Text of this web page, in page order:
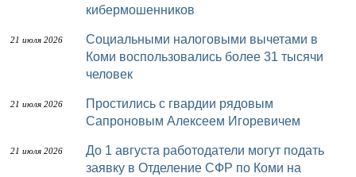
кибермошенников
21 июля 2026
Социальными налоговыми вычетами в
Коми воспользовались более 31 тысячи
человек
21 июля 2026
Простились с гвардии рядовым
Сапроновым Алексеем Игоревичем
21 июля 2026
До 1 августа работодатели могут подать
заявку в Отделение СФР по Коми на